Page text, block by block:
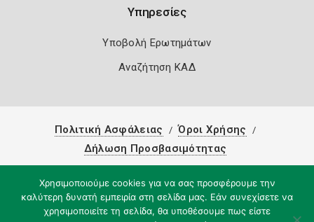
Υπηρεσίες
Υποβολή Ερωτημάτων
Αναζήτηση ΚΑΔ
Πολιτική Ασφάλειας
Όροι Χρήσης
Δήλωση Προσβασιμότητας
Χρησιμοποιούμε cookies για να σας προσφέρουμε την
καλύτερη δυνατή εμπειρία στη σελίδα μας. Εάν συνεχίσετε να
χρησιμοποιείτε τη σελίδα, θα υποθέσουμε πως είστε